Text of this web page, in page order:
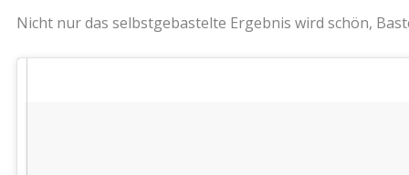
Nicht nur das selbstgebastelte Ergebnis wird schön,